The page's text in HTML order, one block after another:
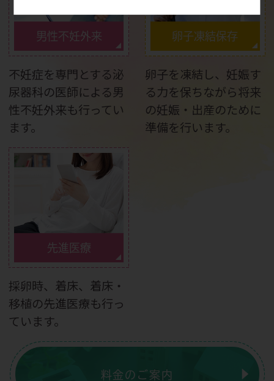
男性不妊外来
不妊症を専門とする泌
尿器科の医師による男
性不妊外来も行ってい
ます。
卵子凍結保存
卵子を凍結し、妊娠す
る力を保ちながら将来
の妊娠・出産のために
準備を行います。
先進医療
採卵時、着床、着床・
移植の先進医療も行っ
ています。
料金のご案内